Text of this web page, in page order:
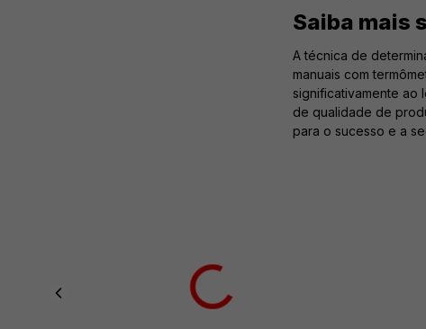
Saiba mais
A técnica de
manuais com
significativamente ao
de qualidade de
para o sucesso e a